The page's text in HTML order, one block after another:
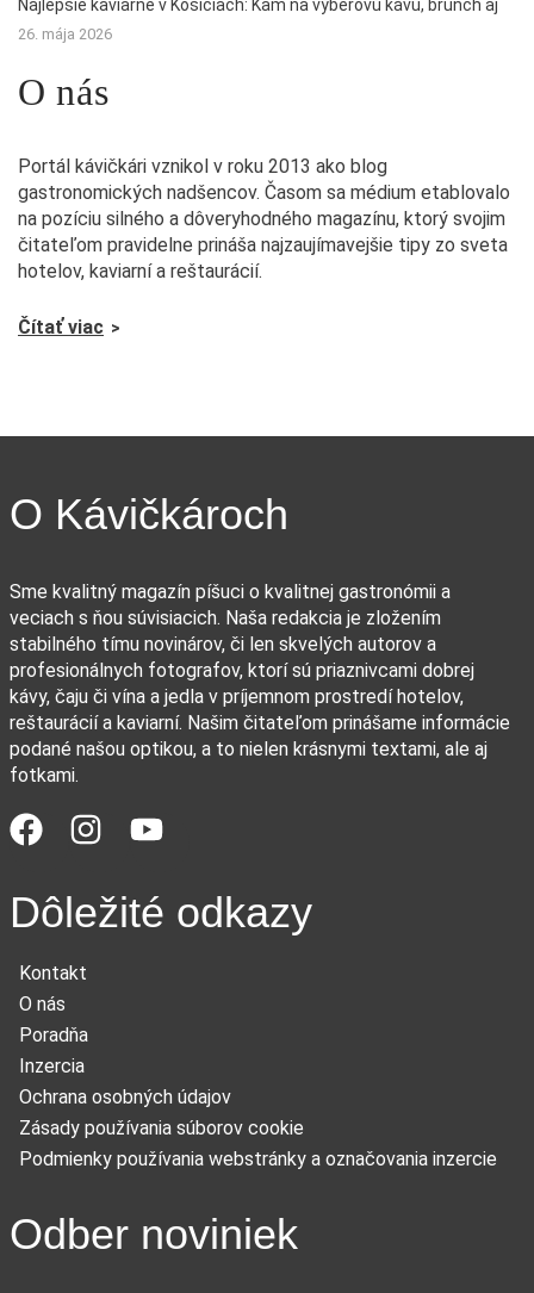
Najlepšie kaviarne v Košiciach: Kam na výberovú kávu, brunch aj
26. mája 2026
O nás
Portál kávičkári vznikol v roku 2013 ako blog
gastronomických nadšencov. Časom sa médium etablovalo
na pozíciu silného a dôveryhodného magazínu, ktorý svojim
čitateľom pravidelne prináša najzaujímavejšie tipy zo sveta
hotelov, kaviarní a reštaurácií.
Čítať viac
O Kávičkároch
Sme kvalitný magazín píšuci o kvalitnej gastronómii a
veciach s ňou súvisiacich. Naša redakcia je zložením
stabilného tímu novinárov, či len skvelých autorov a
profesionálnych fotografov, ktorí sú priaznivcami dobrej
kávy, čaju či vína a jedla v príjemnom prostredí hotelov,
reštaurácií a kaviarní. Našim čitateľom prinášame informácie
podané našou optikou, a to nielen krásnymi textami, ale aj
fotkami.
Dôležité odkazy
Kontakt
O nás
Poradňa
Inzercia
Ochrana osobných údajov
Zásady používania súborov cookie
Podmienky používania webstránky a označovania inzercie
Odber noviniek